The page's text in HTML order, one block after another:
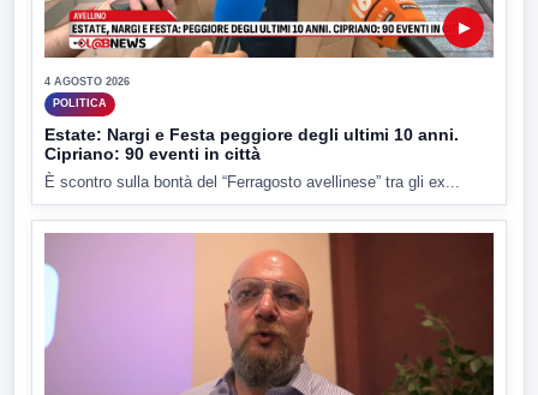
▶
4 AGOSTO 2026
POLITICA
Estate: Nargi e Festa peggiore degli ultimi 10 anni.
Cipriano: 90 eventi in città
È scontro sulla bontà del “Ferragosto avellinese” tra gli ex...